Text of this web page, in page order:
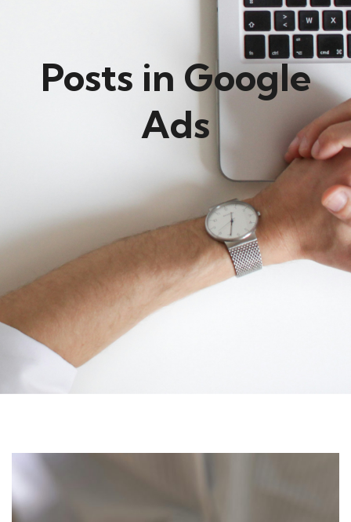
Posts in Google
Ads